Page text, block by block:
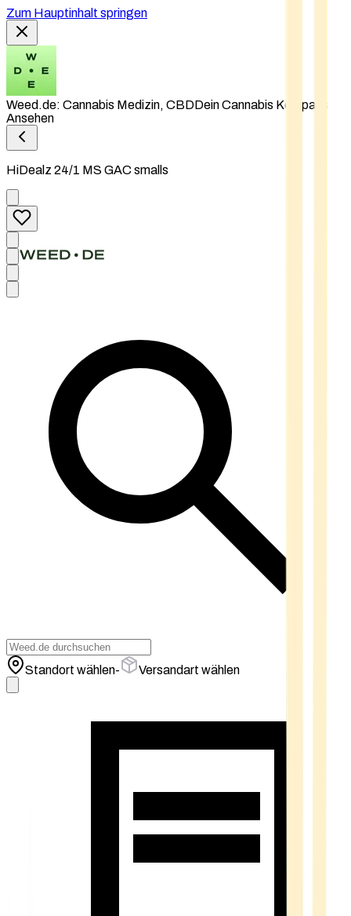
Zum Hauptinhalt springen
Weed.de: Cannabis Medizin, CBDDein Cannabis Kompass
Ansehen
HiDealz 24/1 MS GAC smalls
Standort wählen- Versandart wählen